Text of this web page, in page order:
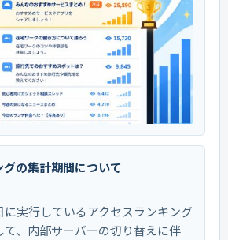
の集計期間について
実行しているアクセスランキング
て、内部サーバーの切り替えに伴